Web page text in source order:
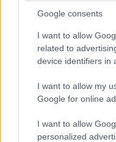
Google consents
I want to allow
related to
device identifiers in
I want to allow my
Google for online
I want to allow
personalized
follia:
testa
14 Febbraio 2022 - 12:10
No Vax San
all'interno